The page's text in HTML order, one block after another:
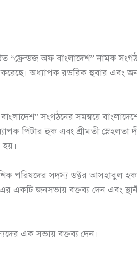
“ফ্রেন্ডজ অফ বাংলাদেশ” নামক
অধ্যাপক রডরিক হুবার এবং
সংগঠনের সমন্বয়ে
পিটার হুক এবং শ্রীমতী
পরিষদের সদস্য ডক্টর আসহাবুল
একটি জনসভায় বক্তব্য দেন এবং
এক সভায় বক্তব্য দেন।